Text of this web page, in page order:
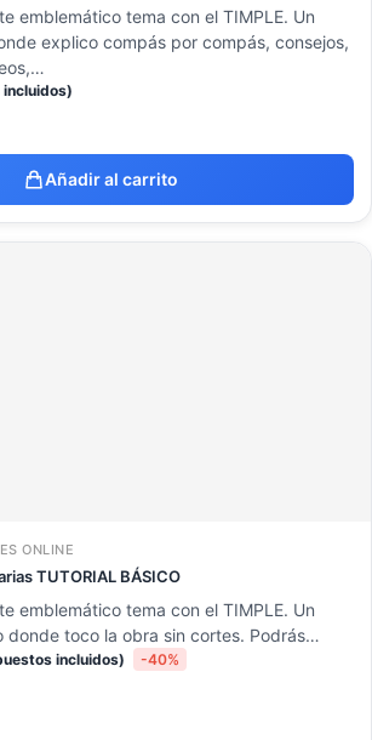
emblemático tema con el TIMPLE. Un
explico compás por compás, consejos,
Añadir al carrito
ONLINE
TUTORIAL BÁSICO
emblemático tema con el TIMPLE. Un
donde toco la obra sin cortes. Podrás…
incluidos) -40%